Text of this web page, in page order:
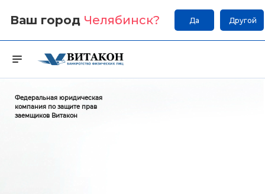
Ваш город Челябинск? Да Другой
Федеральная юридическая
компания по защите прав
заемщиков Витакон